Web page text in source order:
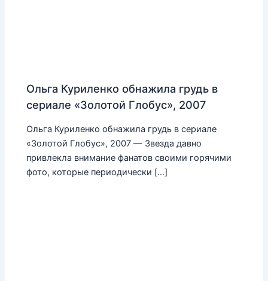
Ольга Куриленко обнажила грудь в
сериале «Золотой Глобус», 2007
Ольга Куриленко обнажила грудь в сериале
«Золотой Глобус», 2007 — Звезда давно
привлекла внимание фанатов своими горячими
фото, которые периодически […]